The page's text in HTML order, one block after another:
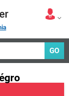
GO